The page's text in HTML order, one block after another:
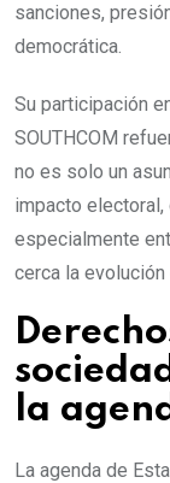
sanciones,
democrática.
Su participación
SOUTHCOM
no es solo un
impacto
especialmente
cerca la evolución
la
La agenda de